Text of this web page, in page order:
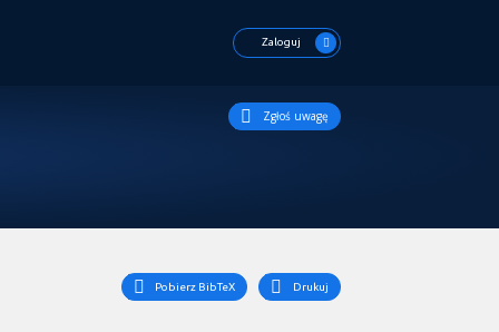
Zaloguj
Zgłoś uwagę
Pobierz BibTeX Drukuj